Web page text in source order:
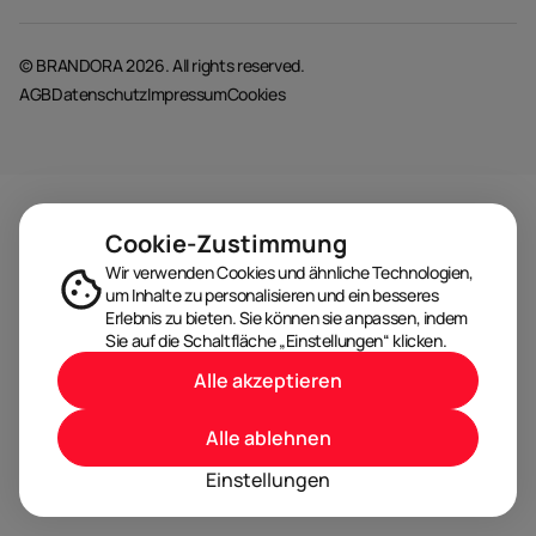
© BRANDORA 2026. All rights reserved.
AGBDatenschutzImpressumCookies
Cookie-Zustimmung
Wir verwenden Cookies und ähnliche Technologien,
um Inhalte zu personalisieren und ein besseres
Erlebnis zu bieten. Sie können sie anpassen, indem
Sie auf die Schaltfläche „Einstellungen“ klicken.
Einstellungen
Alle ablehnen
Alle akzeptieren